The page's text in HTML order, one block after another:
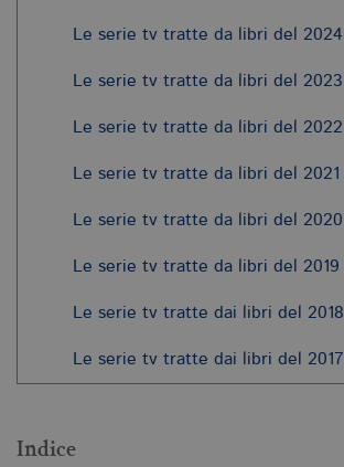
Le serie tv tratte da libri del 2024
Le serie tv tratte da libri del 2023
Le serie tv tratte da libri del 2022
Le serie tv tratte da libri del 2021
Le serie tv tratte da libri del 2020
Le serie tv tratte da libri del 2019
Le serie tv tratte dai libri del 2018
Le serie tv tratte dai libri del 2017
Indice